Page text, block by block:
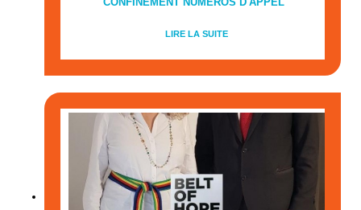
LIRE LA SUITE